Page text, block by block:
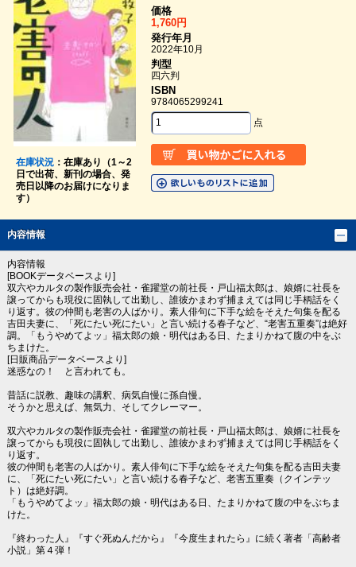
在庫状況：在庫あり（1～2
日で出荷、新刊の場合、発
売日以降のお届けになりま
す）
価格
1,760円
発行年月
2022年10月
判型
四六判
ISBN
9784065299241
点
内容情報
内容情報
[BOOKデータベースより]
双六やカルタの製作販売会社・雀躍堂の前社長・戸山福太郎は、娘婿に社長を
譲ってからも現役に固執して出勤し、誰彼かまわず捕まえては同じ手柄話をく
り返す。彼の仲間も老害の人ばかり。素人俳句に下手な絵をそえた句集を配る
吉田夫妻に、「死にたい死にたい」と言い続ける春子など、“老害五重奏”は絶好
調。「もうやめてよッ」福太郎の娘・明代はある日、たまりかねて腹の中をぶ
ちまけた。
[日販商品データベースより]
迷惑なの！ と言われても。
昔話に説教、趣味の講釈、病気自慢に孫自慢。
そうかと思えば、無気力、そしてクレーマー。
双六やカルタの製作販売会社・雀躍堂の前社長・戸山福太郎は、娘婿に社長を
譲ってからも現役に固執して出勤し、誰彼かまわず捕まえては同じ手柄話をく
り返す。
彼の仲間も老害の人ばかり。素人俳句に下手な絵をそえた句集を配る吉田夫妻
に、「死にたい死にたい」と言い続ける春子など、老害五重奏（クインテッ
ト）は絶好調。
「もうやめてよッ」福太郎の娘・明代はある日、たまりかねて腹の中をぶちま
けた。
『終わった人』『すぐ死ぬんだから』『今度生まれたら』に続く著者「高齢者
小説」第４弾！